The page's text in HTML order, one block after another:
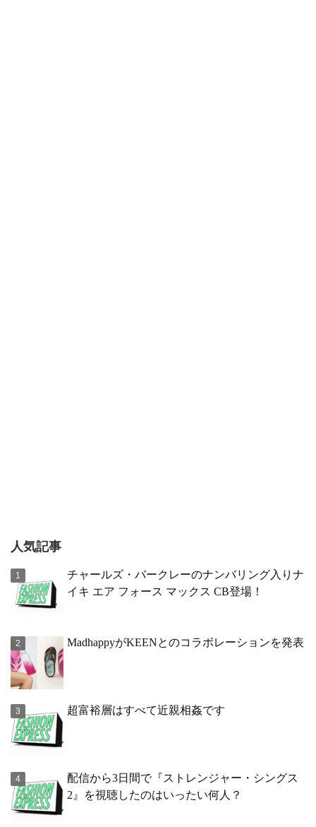
人気記事
チャールズ・バークレーのナンバリング入りナ
イキ エア フォース マックス CB登場！
MadhappyがKEENとのコラボレーションを発表
超富裕層はすべて近親相姦です
配信から3日間で『ストレンジャー・シングス
2』を視聴したのはいったい何人？